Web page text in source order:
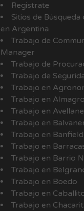
Registrate
Sitios de Búsqueda
en Argentina
Trabajo de
Manager
Trabajo de
Trabajo de
Trabajo en
Trabajo en Almagro
Trabajo en
Trabajo en
Trabajo en Banfield
Trabajo en
Trabajo en Barrio
Trabajo en
Trabajo en Boedo
Trabajo en
Trabajo en